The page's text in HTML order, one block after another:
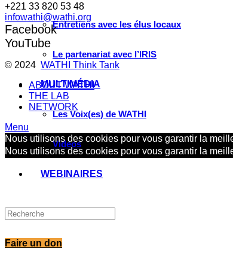
Entretiens avec les élus locaux
Le partenariat avec l’IRIS
MULTIMÉDIA
Les Voix(es) de WATHI
Videos
WEBINAIRES
Faire un don
+221 33 820 53 48
infowathi@wathi.org
Facebook
YouTube
© 2024 WATHI Think Tank
ABOUT WATHI
THE LAB
NETWORK
Menu
Nous utilisons des cookies pour vous garantir la
Nous utilisons des cookies pour vous garantir la